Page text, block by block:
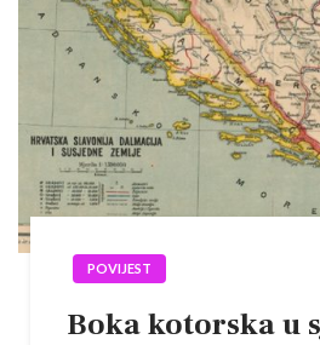
POVIJEST
Boka kotorska u